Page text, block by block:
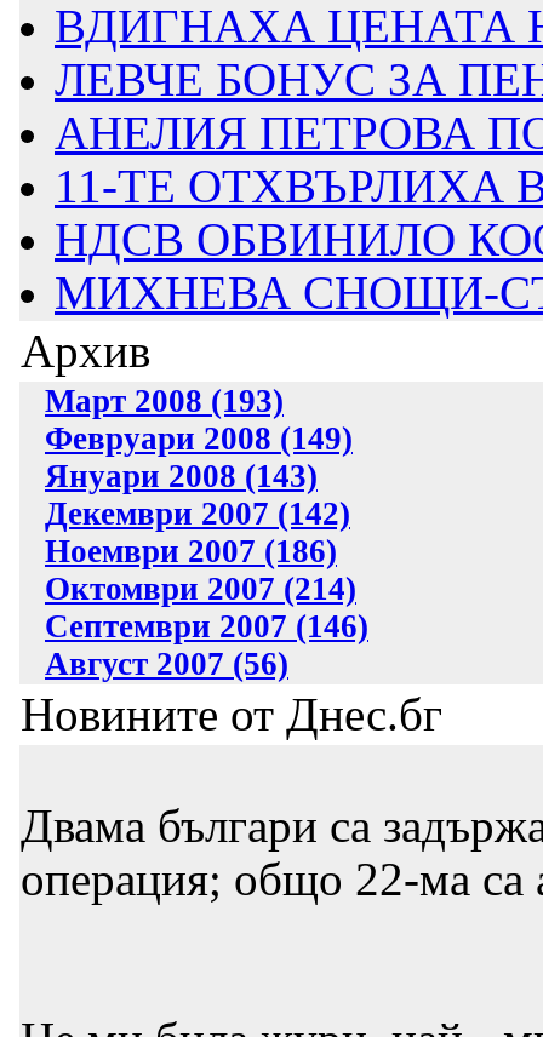
ВДИГНАХА ЦЕНАТА
ЛЕВЧЕ БОНУС ЗА
АНЕЛИЯ ПЕТРОВА
11-ТЕ ОТХВЪРЛИХА
НДСВ ОБВИНИЛО
МИХНЕВА СНОЩИ-
Архив
Март 2008 (193)
Февруари 2008 (149)
Януари 2008 (143)
Декември 2007 (142)
Ноември 2007 (186)
Октомври 2007 (214)
Септември 2007 (146)
Август 2007 (56)
Новините от Днес.бг
Двама българи са
операция; общо 22-ма са